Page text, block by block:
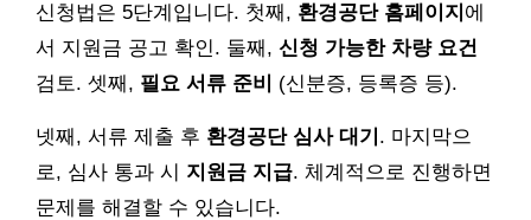
신청법은 5단계입니다. 첫째, 환경공단 홈페이지 에
서 지원금 공고 확인. 둘째, 신청 가능한 차량 요건
검토. 셋째, 필요 서류 준비 (신분증, 등록증 등).
넷째, 서류 제출 후 환경공단 심사 대기 . 마지막으
로, 심사 통과 시 지원금 지급. 체계적으로 진행하면
문제를 해결할 수 있습니다.